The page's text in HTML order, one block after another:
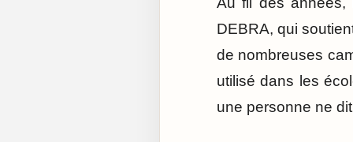
DEBRA, qui
de nombreuses
utilisé dans les
une personne ne